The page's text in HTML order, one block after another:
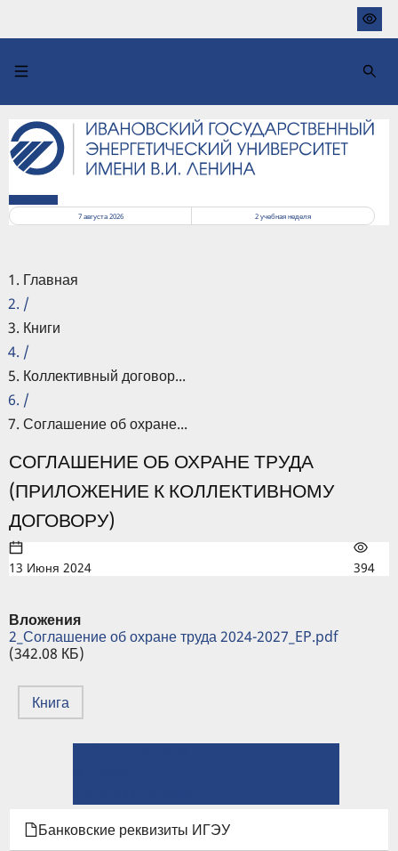
основному
7 августа 2026
2учебная неделя
Главная
/
Книги
/
Коллективный договор...
/
Соглашение об охране...
СОГЛАШЕНИЕ ОБ ОХРАНЕ ТРУДА
(ПРИЛОЖЕНИЕ К КОЛЛЕКТИВНОМУ
ДОГОВОРУ)
13 Июня 2024 394
Вложения
2_Соглашение об охране труда 2024-2027_EP.pdf
(342.08 КБ)
Книга
КНИГИ
Банковские реквизиты ИГЭУ